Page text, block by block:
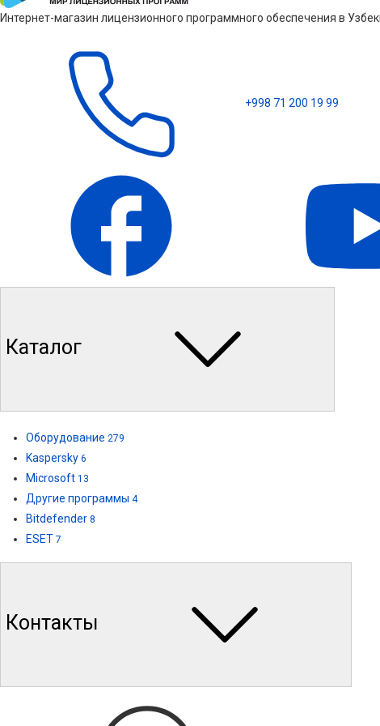
Интернет-магазин лицензионного программного обеспечения в
+998 71 200 19 99
Каталог
Оборудование 279
Kaspersky 6
Microsoft 13
Другие программы 4
Bitdefender 8
ESET 7
Контакты